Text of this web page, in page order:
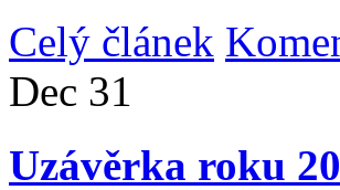
Celý článek
Dec 31
Uzávěrka roku